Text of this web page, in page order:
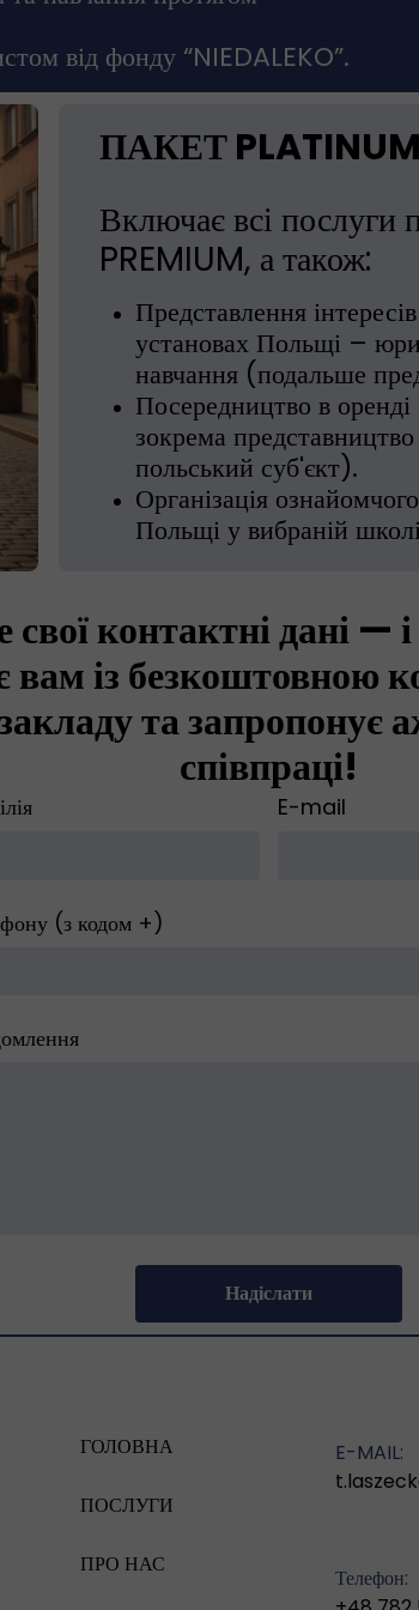
Включає всі послуги
PREMIUM, а також:
Представлення
установах Польщі –
навчання (подальше
Посередництво в
зокрема
польський суб'єкт).
Організація
Польщі у вибраній
ПАКЕТ PLATINUM
від фонду “NIEDALEKO”.
контактні дані —
вам із безкоштовною
та запропонує
співпраці!
E-mail
(з кодом +)
Надіслати
Телефон:
E-MAIL:
ГОЛОВНА
ПОСЛУГИ
ПРО НАС